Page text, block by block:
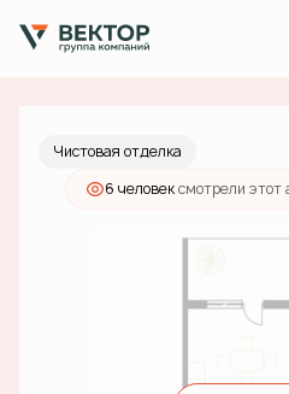
2-комнатный
Чистовая отделка
6 человексмотрели